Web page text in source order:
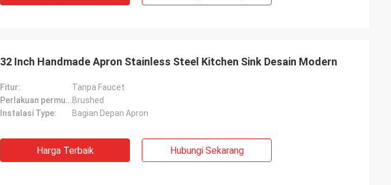
32 Inch Handmade Apron Stainless Steel Kitchen Sink Desain Modern
Fitur:
Tanpa Faucet
Perlakuan permukaan: Brushed
Instalasi Type:
Bagian Depan Apron
Harga Terbaik Hubungi Sekarang